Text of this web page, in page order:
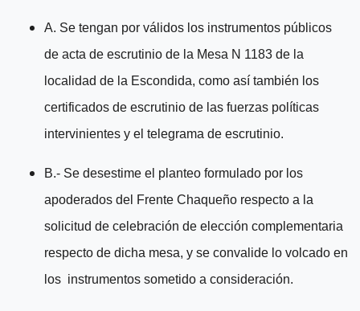
A. Se tengan por válidos los instrumentos públicos
de acta de escrutinio de la Mesa N 1183 de la
localidad de la Escondida, como así también los
certificados de escrutinio de las fuerzas políticas
intervinientes y el telegrama de escrutinio.
B.- Se desestime el planteo formulado por los
apoderados del Frente Chaqueño respecto a la
solicitud de celebración de elección complementaria
respecto de dicha mesa, y se convalide lo volcado en
los instrumentos sometido a consideración.